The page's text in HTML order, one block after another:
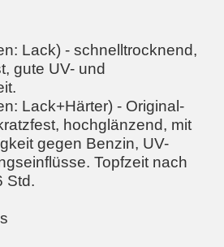
Lack) - schnelltrocknend,
gute UV- und
Lack+Härter) - Original-
hochglänzend, mit
gegen Benzin, UV-
Topfzeit nach
Std.